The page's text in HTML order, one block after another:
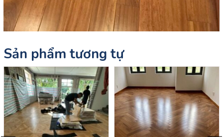
Sản phẩm tương tự